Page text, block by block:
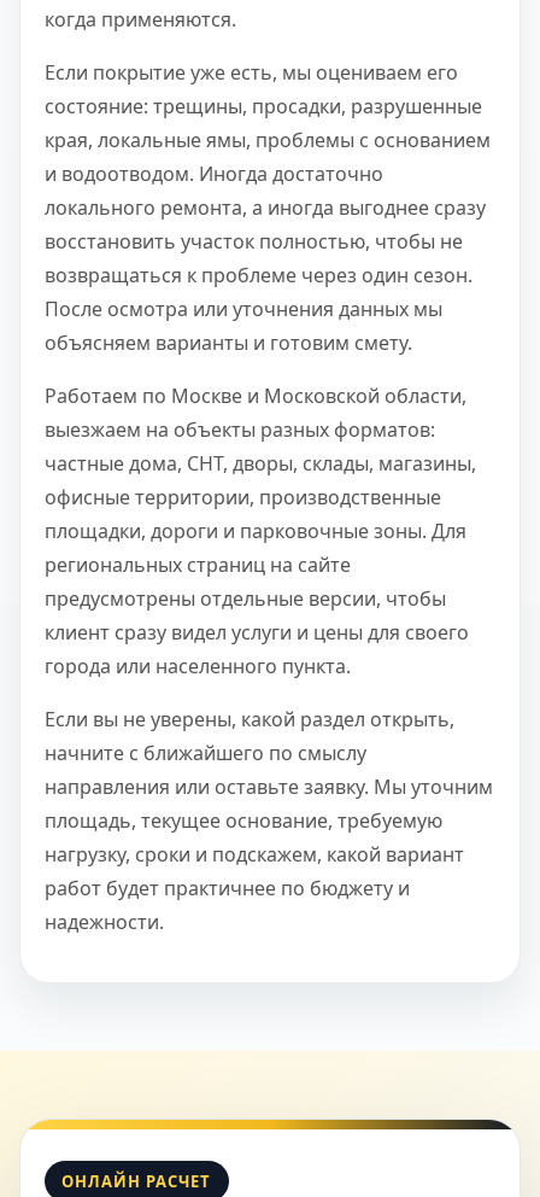
когда применяются.
Если покрытие уже есть, мы оцениваем его
состояние: трещины, просадки, разрушенные
края, локальные ямы, проблемы с основанием
и водоотводом. Иногда достаточно
локального ремонта, а иногда выгоднее сразу
восстановить участок полностью, чтобы не
возвращаться к проблеме через один сезон.
После осмотра или уточнения данных мы
объясняем варианты и готовим смету.
Работаем по Москве и Московской области,
выезжаем на объекты разных форматов:
частные дома, СНТ, дворы, склады, магазины,
офисные территории, производственные
площадки, дороги и парковочные зоны. Для
региональных страниц на сайте
предусмотрены отдельные версии, чтобы
клиент сразу видел услуги и цены для своего
города или населенного пункта.
Если вы не уверены, какой раздел открыть,
начните с ближайшего по смыслу
направления или оставьте заявку. Мы уточним
площадь, текущее основание, требуемую
нагрузку, сроки и подскажем, какой вариант
работ будет практичнее по бюджету и
надежности.
ОНЛАЙН РАСЧЕТ